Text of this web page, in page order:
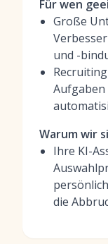
Für wen
Große
und -
Aufgaben
Warum wir
Ihre KI-
die